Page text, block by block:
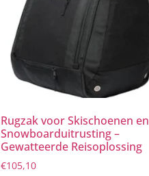
Rugzak voor Skischoenen en
Snowboarduitrusting –
Gewatteerde Reisoplossing
€105,10